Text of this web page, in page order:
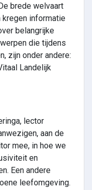
brede welvaart
kregen informatie
belangrijke
die tijdens
zijn onder andere:
Landelijk
lector
aan de
mee, in hoe we
en
Een andere
leefomgeving.